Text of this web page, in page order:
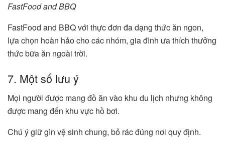
FastFood and BBQ
FastFood and BBQ với thực đơn đa dạng thức ăn ngon,
lựa chọn hoàn hảo cho các nhóm, gia đình ưa thích thưởng
thức bữa ăn ngoài trời.
7. Một số lưu ý
Mọi người được mang đồ ăn vào khu du lịch nhưng không
được mang đến khu vực hồ bơi.
Chú ý giữ gìn vệ sinh chung, bỏ rác đúng nơi quy định.